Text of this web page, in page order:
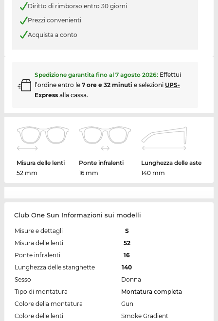
Diritto di rimborso entro 30 giorni
Prezzi convenienti
Acquista a conto
Spedizione garantita fino al 7 agosto 2026: Effettui
l’ordine entro le 7 ore e 32 minuti e selezioni UPS-
Expressalla cassa.
Misura delle lenti
52 mm
Ponte infralenti
16 mm
Lunghezza delle aste
140 mm
Club One Sun Informazioni sui modelli
Misure e dettagli
S
Misura delle lenti
52
Ponte infralenti
16
Lunghezza delle stanghette
140
Sesso
Donna
Tipo di montatura
Montatura completa
Colore della montatura
Gun
Colore delle lenti
Smoke Gradient